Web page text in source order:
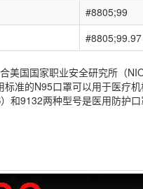
#8805;99
#8805;99.97
美国国家职业安全研究所（
标准的N95口罩可以用于医疗
和9132两种型号是医用防护